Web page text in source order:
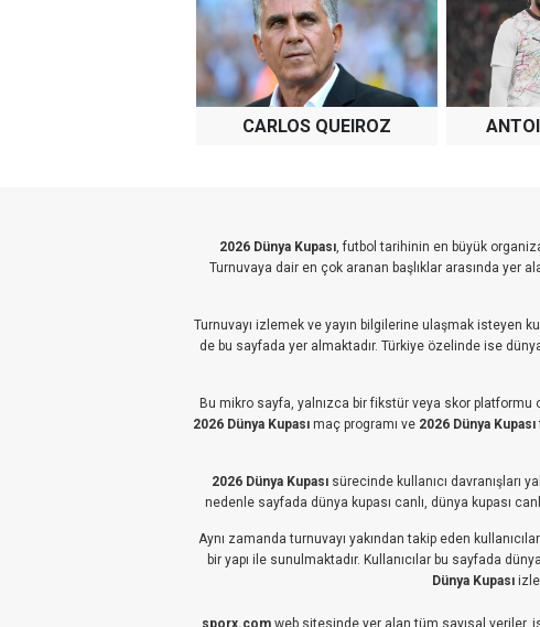
CARLOS QUEIROZ
2026 Dünya Kupası, futbol tarihinin en büyük
Turnuvaya dair en çok aranan başlıklar arasında yer
Turnuvayı izlemek ve yayın bilgilerine ulaşmak isteyen
de bu sayfada yer almaktadır. Türkiye özelinde ise
Bu mikro sayfa, yalnızca bir fikstür veya skor platformu
2026 Dünya Kupasımaç programı ve 2026 Dünya Kupası
2026 Dünya Kupasısürecinde kullanıcı davranışları
nedenle sayfada dünya kupası canlı, dünya kupası
Aynı zamanda turnuvayı yakından takip eden
bir yapı ile sunulmaktadır. Kullanıcılar bu sayfada
Dünya Kupasıizle